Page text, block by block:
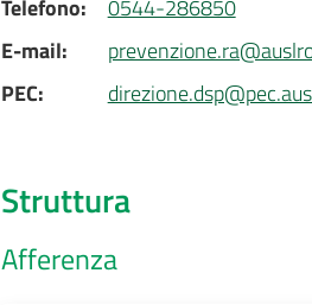
Telefono:
0544-286850
E-mail:
PEC:
Struttura
Afferenza